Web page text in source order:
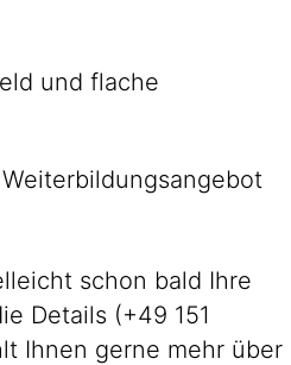
und flache
schon bald Ihre
Details (+49 151
Ihnen gerne mehr über